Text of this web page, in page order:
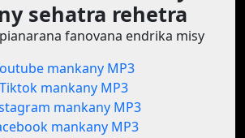
sehatra rehetra
fanovana endrika misy
mankany MP3
Tiktok mankany MP3
mankany MP3
mankany MP3